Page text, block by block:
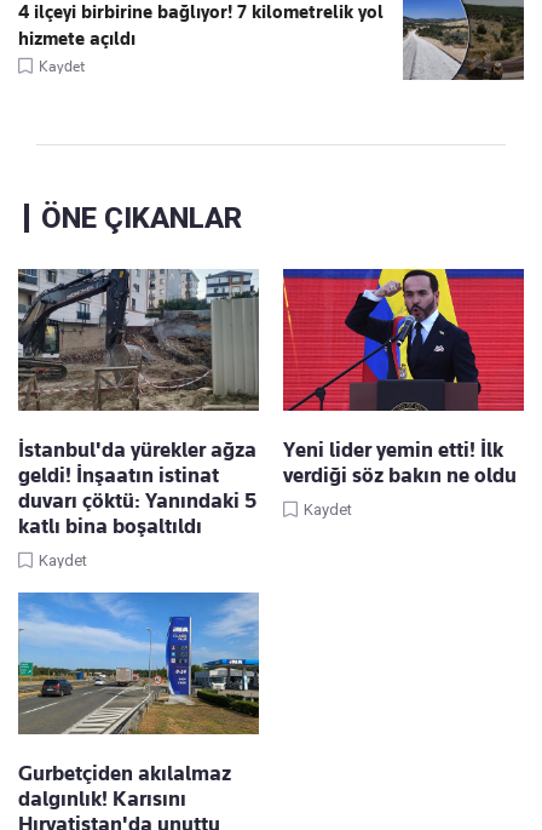
4 ilçeyi birbirine bağlıyor! 7 kilometrelik yol
hizmete açıldı
Kaydet
ÖNE ÇIKANLAR
İstanbul'da yürekler ağza
geldi! İnşaatın istinat
duvarı çöktü: Yanındaki 5
katlı bina boşaltıldı
Kaydet
Yeni lider yemin etti! İlk
verdiği söz bakın ne oldu
Kaydet
Gurbetçiden akılalmaz
dalgınlık! Karısını
Hırvatistan'da unuttu